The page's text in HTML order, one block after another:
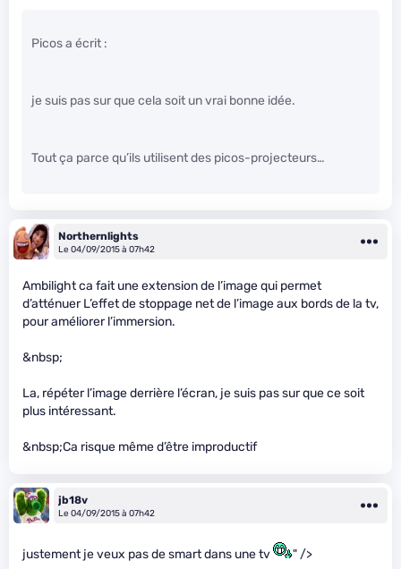
Picos a écrit :
je suis pas sur que cela soit un vrai bonne idée.
Tout ça parce qu’ils utilisent des picos-projecteurs…
Northernlights
Le 04/09/2015 à 07h42
Ambilight ca fait une extension de l’image qui permet
d’atténuer L’effet de stoppage net de l’image aux bords de la tv,
pour améliorer l’immersion.
&nbsp;
La, répéter l’image derrière l’écran, je suis pas sur que ce soit
plus intéressant.
&nbsp;Ca risque même d’être improductif
jb18v
Le 04/09/2015 à 07h42
justement je veux pas de smart dans une tv " />